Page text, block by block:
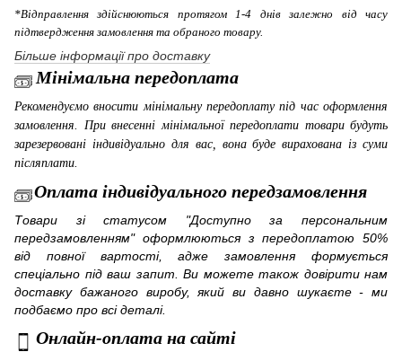
*Відправлення здійснюються протягом 1-4 днів залежно від часу
підтвердження замовлення та обраного товару.
Більше інформації про доставку
Мінімальна передоплата
Рекомендуємо вносити мінімальну передоплату під час оформлення
замовлення. При внесенні мінімальної передоплати товари будуть
зарезервовані індивідуально для вас, вона буде вирахована із суми
післяплати.
Оплата індивідуального передзамовлення
Товари зі статусом "Доступно за персональним
передзамовленням" оформлюються з передоплатою 50%
від повної вартості, адже замовлення формується
спеціально під ваш запит. Ви можете також довірити нам
доставку бажаного виробу, який ви давно шукаєте - ми
подбаємо про всі деталі.
Онлайн-оплата на сайті